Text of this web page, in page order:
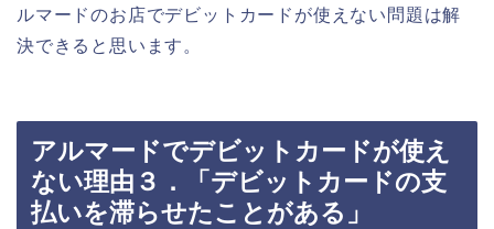
ルマードのお店でデビットカードが使えない問題は解
決できると思います。
アルマードでデビットカードが使え
ない理由３．「デビットカードの支
払いを滞らせたことがある」